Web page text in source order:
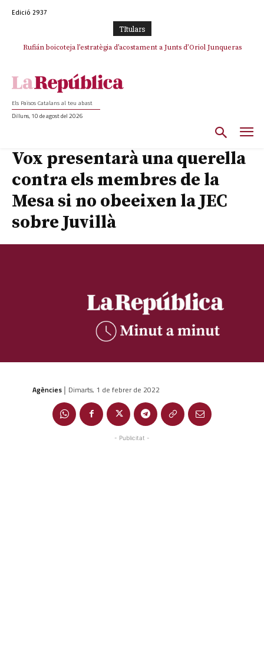
Edició 2937
TItulars
Rufián boicoteja l’estratègia d’acostament a Junts d’Oriol Junqueras
Rufián dinamita la unitat independentista amb un atac frontal al retorn
Els Països Catalans al teu abast
Dilluns, 10 de agost del 2026
Vox presentarà una querella
contra els membres de la
Mesa si no obeeixen la JEC
sobre Juvillà
Agències | Dimarts, 1 de febrer de 2022
- Publicitat -